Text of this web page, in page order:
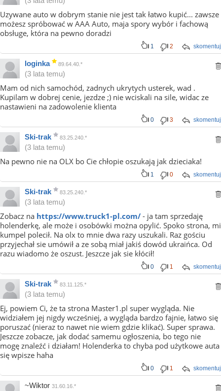
Uzywane auto w dobrym stanie nie jest tak łatwo kupić... zawsze
możesz spróbować w AAA Auto, maja spory wybór i fachową
obsługe, która na pewno doradzi
skomentuj
1 2
loginka 89.64.40.*
(3 lata temu)
Mam od nich samochód, zadnych ukrytych usterek, wad .
Kupilam w dobrej cenie, jezdze ;) nie wciskali na sile, widac ze
nastawieni na zadowolenie klienta
skomentuj
0 3
Ski-trak 83.25.240.*
(3 lata temu)
Na pewno nie na OLX bo Cie chłopie oszukają jak dzieciaka!
skomentuj
1 0
Ski-trak 83.25.240.*
(3 lata temu)
Zobacz na https://www.truck1-pl.com/ - ja tam sprzedaję
holenderkę, ale może i osobówki można opylić. Spoko strona, mi
kumpel polecił. Na olx to mnie dwa razy uszukali. Raz gościu
przyjechał sie umówił a ze sobą miał jakiś dowód ukraińca. Od
razu wiadomo że oszust. Jeszcze jak sie kłócił!
skomentuj
0 1
Ski-trak 83.11.125.*
(3 lata temu)
Ej, powiem Ci, że ta strona Master1.pl super wygląda. Nie
widziałem jej nigdy wcześniej, a wygląda bardzo fajnie, łatwo się
poruszać (nieraz to nawet nie wiem gdzie klikać). Super sprawa.
Jeszcze zobacze, jak dodać samemu ogłoszenia, bo tego nie
mogę znaleźć i działam! Holenderka to chyba pod użytkowe auta
się wpisze haha
skomentuj
0 1
~Wiktor 31.60.16.*